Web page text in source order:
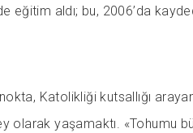
eğitim aldı; bu, 2006’da
Katolikliği kutsallığı
yaşamaktı. «Tohumu